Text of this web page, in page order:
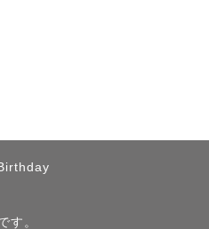
す。